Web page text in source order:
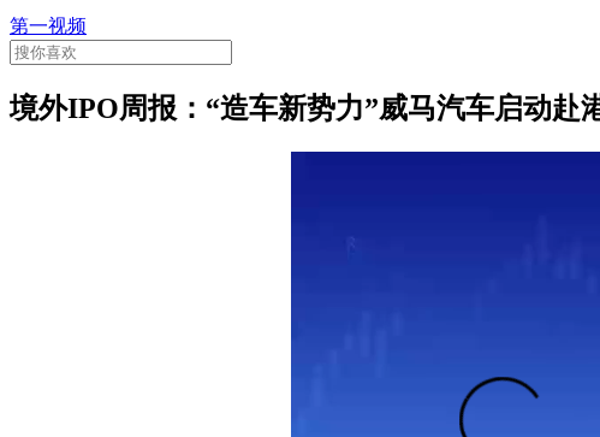
第一视频
境外IPO周报：“造车新势力”威马汽车启动赴